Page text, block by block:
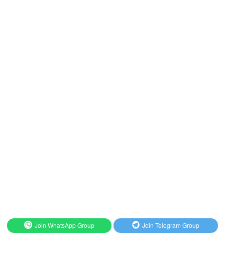
Join WhatsApp Group Join Telegram Group